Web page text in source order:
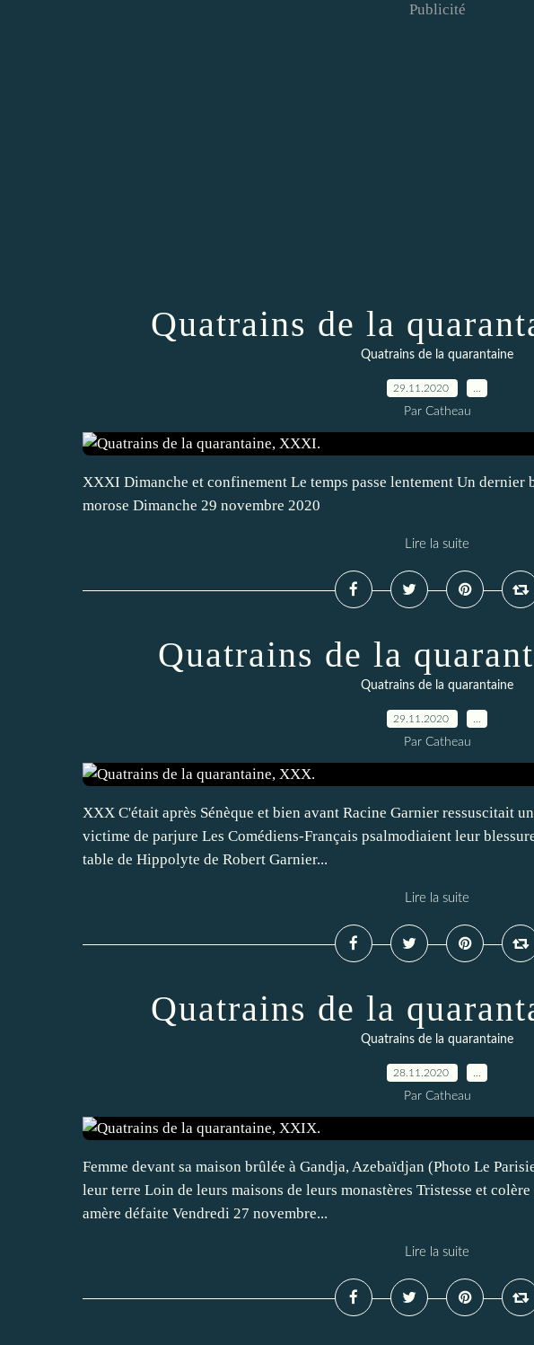
Publicité
Quatrains de la
Quatrains de la quarantaine
29.11.2020
Par Catheau
XXXI Dimanche et confinement Le temps passe lentement Un dernier
morose Dimanche 29 novembre 2020
Lire la suite
Quatrains de la
Quatrains de la quarantaine
29.11.2020
Par Catheau
XXX C'était après Sénèque et bien avant Racine Garnier ressuscitait
victime de parjure Les Comédiens-Français psalmodiaient leur
table de Hippolyte de Robert Garnier...
Lire la suite
Quatrains de la
Quatrains de la quarantaine
28.11.2020
Par Catheau
Femme devant sa maison brûlée à Gandja, Azebaïdjan (Photo Le
leur terre Loin de leurs maisons de leurs monastères Tristesse et
amère défaite Vendredi 27 novembre...
Lire la suite